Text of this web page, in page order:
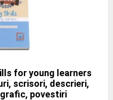
for young learners
scrisori, descrieri,
povestiri